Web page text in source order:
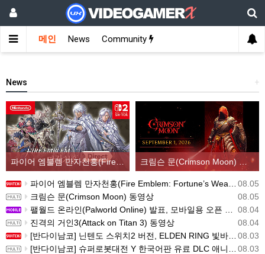
메인 News Community
+
News
크림슨 문(Crimson Moon) 동영상
08.05
파이어 엠블렘 만자천홍(Fire Emblem: Fortune’s Weave) 스크린샷과 동영상(한국어 자막)
08.05
크림슨 문(Crimson Moon) 동영상
08.04
팰월드 온라인(Palworld Online) 발표, 모바일용 오픈 월드 멀티플레이 생존 크래프트
08.04
진격의 거인3(Attack on Titan 3) 동영상
08.03
[반다이남코] 닌텐도 스위치2 버전, ELDEN RING 빛바랜 자 에디션 패키지 예약 판매, 8월 5일 시작
08.03
[반다이남코] 슈퍼로봇대전 Y 한국어판 유료 DLC 애니버서리 확장팩, 8월 5일 판매 시작